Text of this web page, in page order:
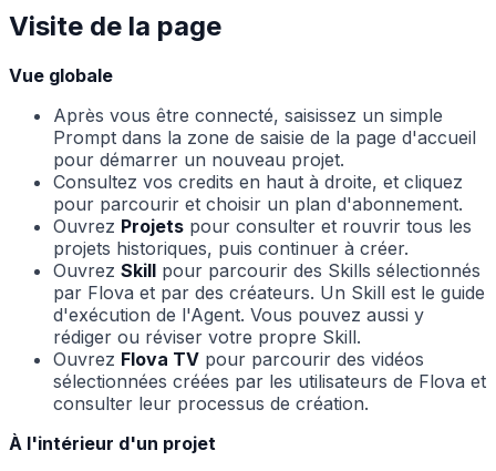
Visite de la page
Vue globale
Après vous être connecté, saisissez un simple
Prompt dans la zone de saisie de la page d'accueil
pour démarrer un nouveau projet.
Consultez vos credits en haut à droite, et cliquez
pour parcourir et choisir un plan d'abonnement.
Ouvrez Projets pour consulter et rouvrir tous les
projets historiques, puis continuer à créer.
Ouvrez Skill pour parcourir des Skills sélectionnés
par Flova et par des créateurs. Un Skill est le guide
d'exécution de l'Agent. Vous pouvez aussi y
rédiger ou réviser votre propre Skill.
Ouvrez Flova TV pour parcourir des vidéos
sélectionnées créées par les utilisateurs de Flova et
consulter leur processus de création.
À l'intérieur d'un projet